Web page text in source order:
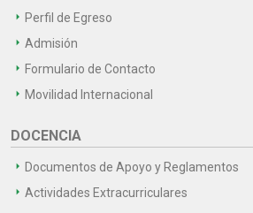
Perfil de Egreso
Admisión
Formulario de Contacto
Movilidad Internacional
DOCENCIA
Documentos de Apoyo y Reglamentos
Actividades Extracurriculares